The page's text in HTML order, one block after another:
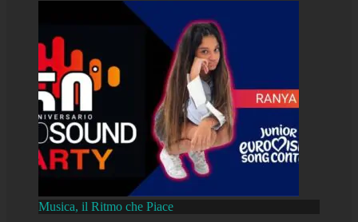
Musica, il Ritmo che Piace